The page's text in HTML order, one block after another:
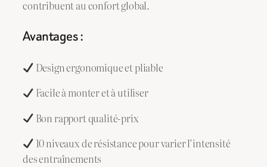
contribuent au confort global.
Avantages :
Design ergonomique et pliable
Facile à monter et à utiliser
Bon rapport qualité-prix
10 niveaux de résistance pour varier l’intensité
des entraînements